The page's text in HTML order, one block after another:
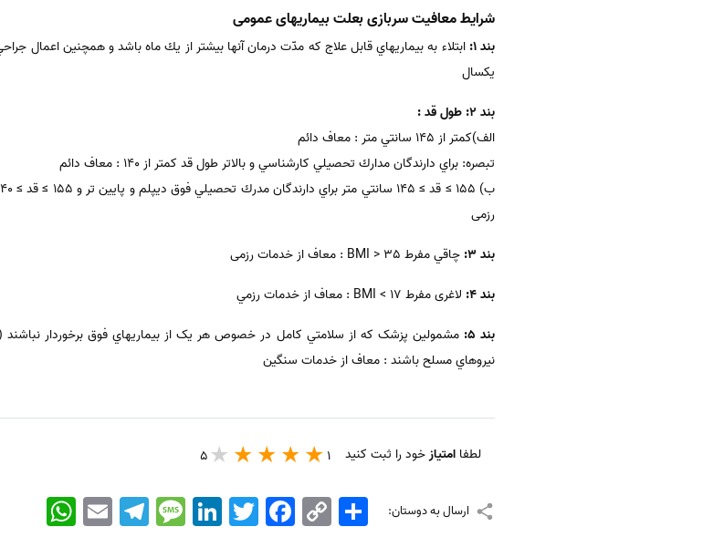
شرایط معافیت سربازی بعلت بیماریهای عمومی
بند 1: ابتلاء به بيماريهاي قابل علاج كه مدّت درمان آنها بيشتر از يك ماه باشد و همچنين اعمال
يكسال
بند 2: طول قد :
الف)كمتر از 145 سانتي متر : معاف دائم
تبصره: براي دارندگان مدارك تحصيلي كارشناسي و بالاتر طول قد كمتر از 140 : معاف دائم
رزمی
بند 3:
چاقي مفرط BMI > 35 : معاف از خدمات رزمی
بند 4:
لاغری مفرط BMI < 17 : معاف از خدمات رزمي
بند 5:
مشمولين پزشک که از سلامتي کامل در خصوص هر يک از بيماريهاي فوق برخوردار نباشند
نيروهاي مسلح باشند : معاف از خدمات سنگين
لطفا امتیازخود را ثبت کنید 1
5
ارسال به دوستان: WhatsApp EmailTelegramMessageLinkedIn TwitterFacebook Copy
Link
اشتراک